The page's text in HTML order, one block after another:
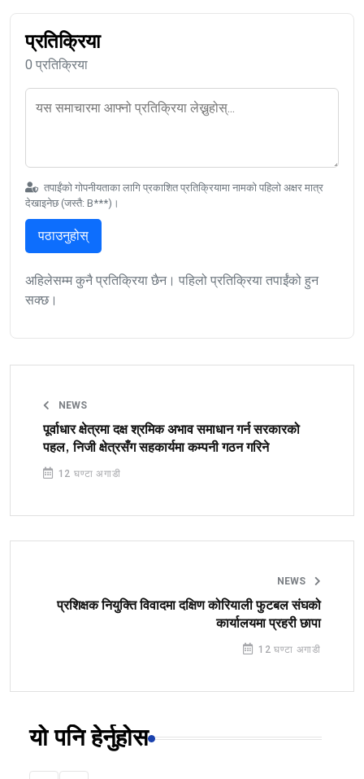
प्रतिक्रिया
0 प्रतिक्रिया
तपाईंको गोपनीयताका लागि प्रकाशित प्रतिक्रियामा नामको पहिलो अक्षर मात्र
देखाइनेछ (जस्तै: B***)।
पठाउनुहोस्
अहिलेसम्म कुनै प्रतिक्रिया छैन। पहिलो प्रतिक्रिया तपाईंको हुन
सक्छ।
NEWS
पूर्वाधार क्षेत्रमा दक्ष श्रमिक अभाव समाधान गर्न सरकारको
पहल, निजी क्षेत्रसँग सहकार्यमा कम्पनी गठन गरिने
12 घण्टा अगाडी
NEWS
प्रशिक्षक नियुक्ति विवादमा दक्षिण कोरियाली फुटबल संघको
कार्यालयमा प्रहरी छापा
12 घण्टा अगाडी
यो पनि हेर्नुहोस